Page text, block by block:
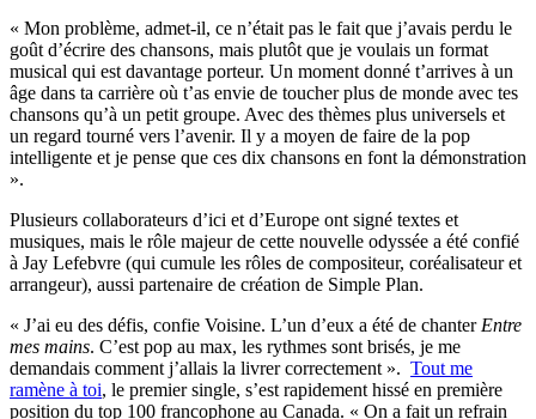
« Mon problème, admet-il, ce n’était pas le fait que j’avais perdu le
goût d’écrire des chansons, mais plutôt que je voulais un format
musical qui est davantage porteur. Un moment donné t’arrives à un
âge dans ta carrière où t’as envie de toucher plus de monde avec tes
chansons qu’à un petit groupe. Avec des thèmes plus universels et
un regard tourné vers l’avenir. Il y a moyen de faire de la pop
intelligente et je pense que ces dix chansons en font la démonstration
».
Plusieurs collaborateurs d’ici et d’Europe ont signé textes et
musiques, mais le rôle majeur de cette nouvelle odyssée a été confié
à Jay Lefebvre (qui cumule les rôles de compositeur, coréalisateur et
arrangeur), aussi partenaire de création de Simple Plan.
« J’ai eu des défis, confie Voisine. L’un d’eux a été de chanter Entre
mes mains. C’est pop au max, les rythmes sont brisés, je me
demandais comment j’allais la livrer correctement ». Tout me
ramène à toi, le premier single, s’est rapidement hissé en première
position du top 100 francophone au Canada. « On a fait un refrain